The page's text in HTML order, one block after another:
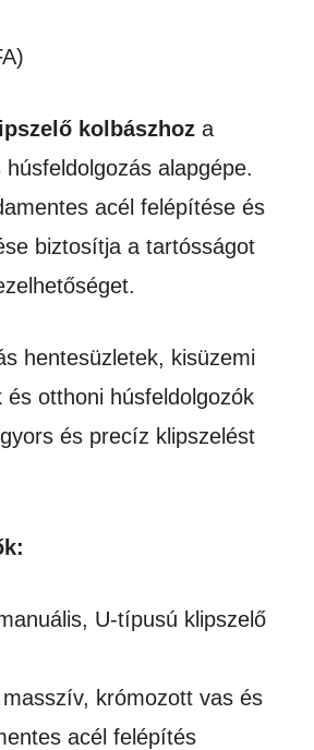
kolbászhoz a
alapgépe.
acél felépítése és
biztosítja a tartósságot
hentesüzletek, kisüzemi
és otthoni húsfeldolgozók
és precíz klipszelést
U-típusú klipszelő
masszív, krómozott vas és
acél felépítés